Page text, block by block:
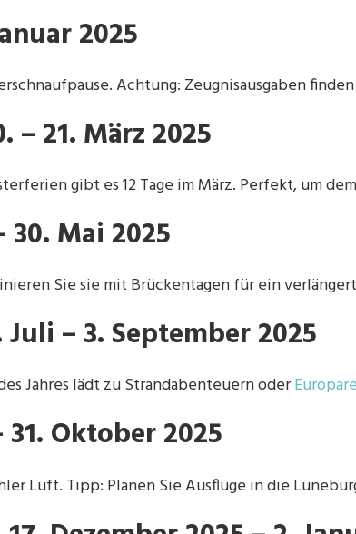
2025
Achtung: Zeugnisausgaben
– 21. März 2025
gibt es 12 Tage im März. Perfekt, um
Mai 2025
Sie sie mit Brückentagen für ein
– 3. September 2025
Jahres lädt zu Strandabenteuern oder
Oktober 2025
Luft. Tipp: Planen Sie Ausflüge in die